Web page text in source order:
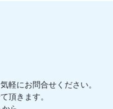
軽にお問合せください。
頂きます。